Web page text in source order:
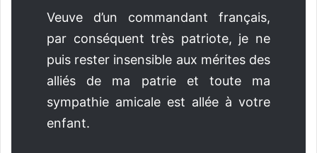
Veuve d’un commandant français,
par conséquent très patriote, je ne
puis rester insensible aux mérites des
alliés de ma patrie et toute ma
sympathie amicale est allée à votre
enfant.